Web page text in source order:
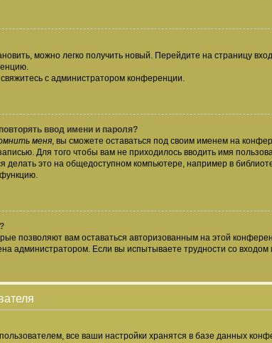
можно легко получить новый. Перейдите на страницу
с администратором конференции.
ввод имени и пароля?
меня , вы сможете оставаться под своим именем на
Для того чтобы вам не приходилось вводить имя
это на общедоступном компьютере, например в
позволяют вам оставаться авторизованным на этой
администратором. Если вы испытываете трудности со
все ваши настройки хранятся в базе данных